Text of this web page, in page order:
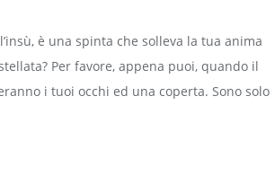
è una spinta che solleva la tua anima
Per favore, appena puoi, quando il
i tuoi occhi ed una coperta. Sono solo